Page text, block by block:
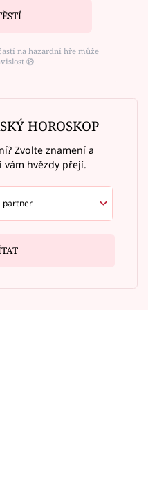
na hazardní hře může
⑱
HOROSKOP
Zvolte znamení a
vám hvězdy přejí.